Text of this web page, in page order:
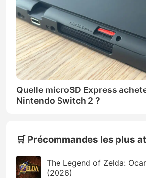
Quelle microSD Express
Nintendo Switch 2 ?
🛒 Précommandes les plus
The Legend of Zelda:
(2026)